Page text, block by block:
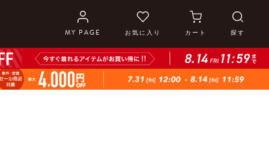
MY PAGE お気に入り カート 探す